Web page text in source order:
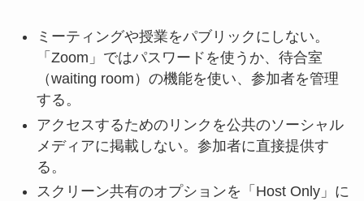
ミーティングや授業をパブリックにしない。
「Zoom」ではパスワードを使うか、待合室
（waiting room）の機能を使い、参加者を管理
する。
アクセスするためのリンクを公共のソーシャル
メディアに掲載しない。参加者に直接提供す
る。
スクリーン共有のオプションを「Host Only」に